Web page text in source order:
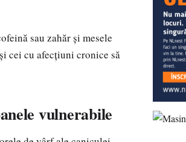
sau zahăr și mesele
cei cu afecțiuni cronice să
vulnerabile